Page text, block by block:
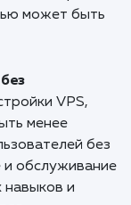
с ростом
и
: Услуга
server
и